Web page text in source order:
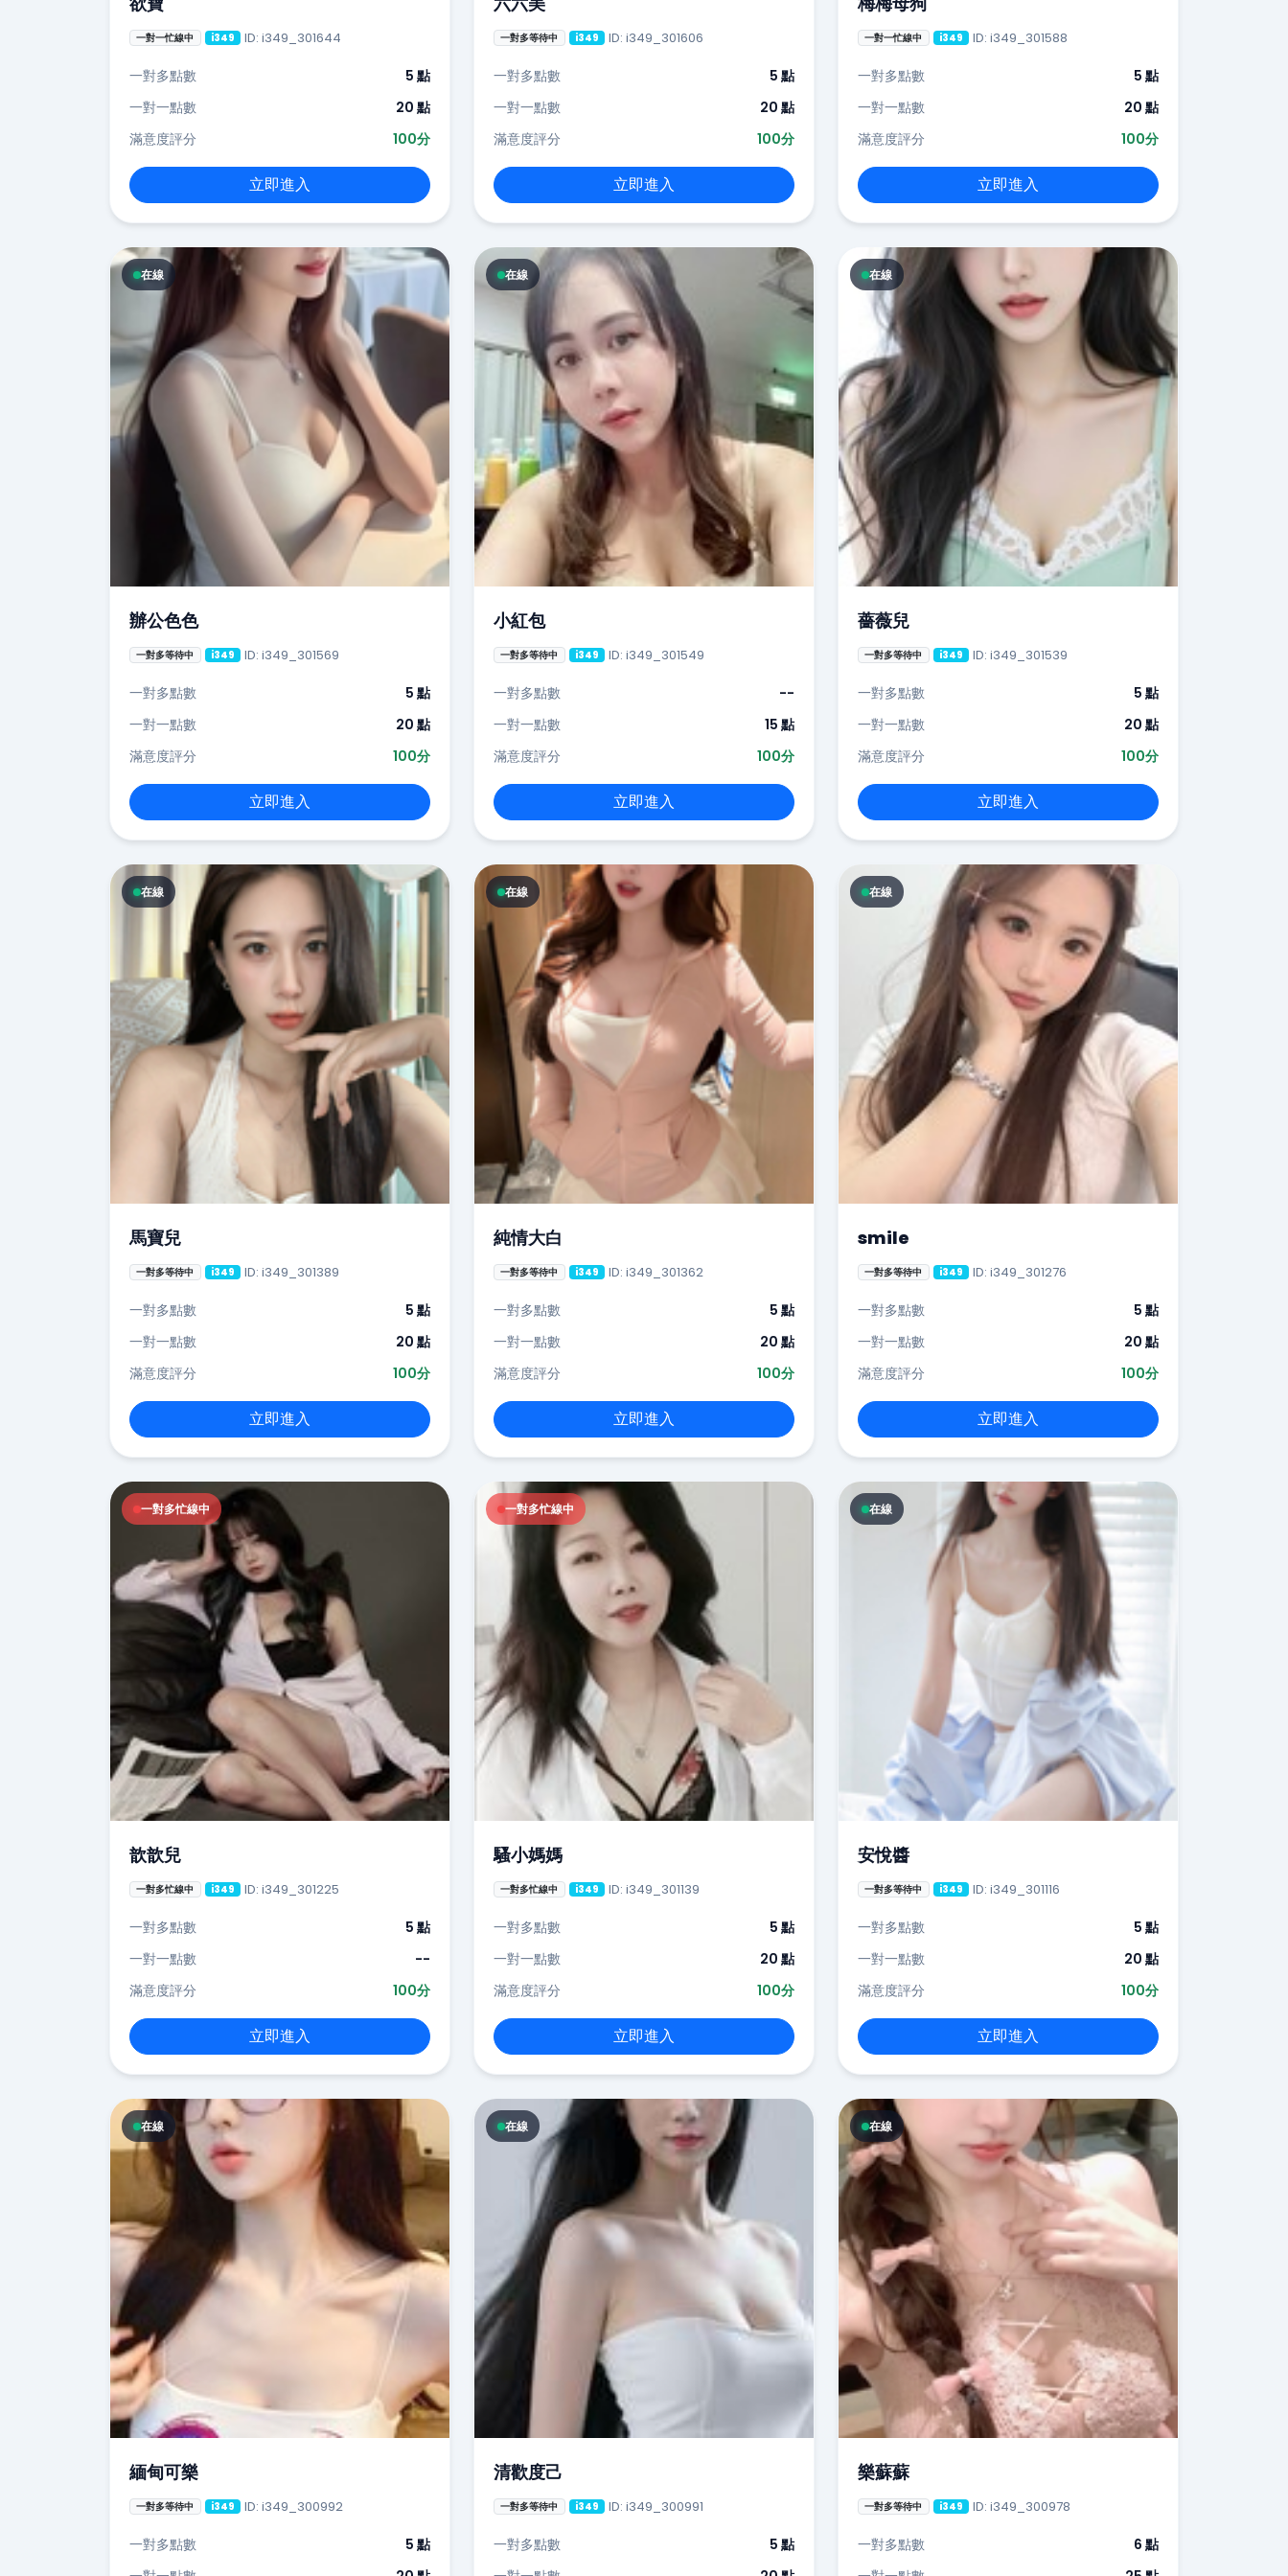
一對一忙線中 i349 ID: i349_301644
一對多點數
5 點
一對一點數
20 點
滿意度評分
100分
立即進入
一對多等待中 i349 ID: i349_301606
一對多點數
5 點
一對一點數
20 點
滿意度評分
100分
立即進入
一對一忙線中 i349 ID: i349_301588
一對多點數
5 點
一對一點數
20 點
滿意度評分
100分
立即進入
在線
辦公色色
一對多等待中 i349 ID: i349_301569
一對多點數
5 點
一對一點數
20 點
滿意度評分
100分
立即進入
在線
小紅包
一對多等待中 i349 ID: i349_301549
一對多點數
--
一對一點數
15 點
滿意度評分
100分
立即進入
在線
薔薇兒
一對多等待中 i349 ID: i349_301539
一對多點數
5 點
一對一點數
20 點
滿意度評分
100分
立即進入
在線
馬寶兒
一對多等待中 i349 ID: i349_301389
一對多點數
5 點
一對一點數
20 點
滿意度評分
100分
立即進入
在線
純情大白
一對多等待中 i349 ID: i349_301362
一對多點數
5 點
一對一點數
20 點
滿意度評分
100分
立即進入
在線
smile
一對多等待中 i349 ID: i349_301276
一對多點數
5 點
一對一點數
20 點
滿意度評分
100分
立即進入
一對多忙線中
歆歆兒
一對多忙線中 i349 ID: i349_301225
一對多點數
5 點
一對一點數
--
滿意度評分
100分
立即進入
一對多忙線中
騷小媽媽
一對多忙線中 i349 ID: i349_301139
一對多點數
5 點
一對一點數
20 點
滿意度評分
100分
立即進入
在線
安悅醬
一對多等待中 i349 ID: i349_301116
一對多點數
5 點
一對一點數
20 點
滿意度評分
100分
立即進入
在線
緬甸可樂
一對多等待中 i349 ID: i349_300992
一對多點數
5 點
在線
清歡度己
一對多等待中 i349 ID: i349_300991
一對多點數
5 點
在線
樂蘇蘇
一對多等待中 i349 ID: i349_300978
一對多點數
6 點